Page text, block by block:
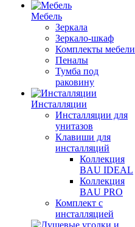
Мебель
Зеркала
Зеркало-шкаф
Комплекты мебели
Пеналы
Тумба под
раковину
Инсталляции
Инсталляции для
унитазов
Клавиши для
инсталляций
Коллекция
BAU IDEAL
Коллекция
BAU PRO
Комплект с
инсталляцией